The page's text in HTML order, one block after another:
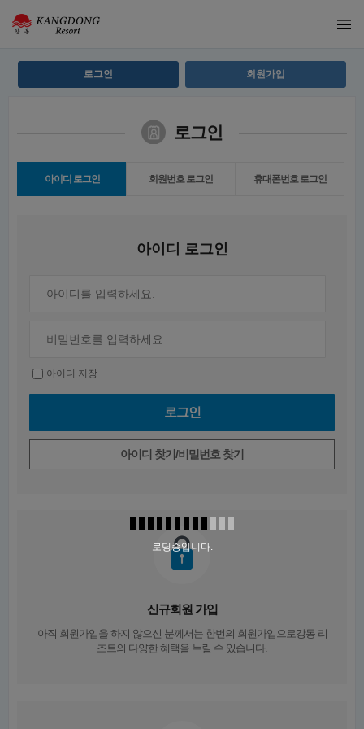
로그인 회원가입
로그인
아이디 로그인 회원번호 로그인 휴대폰번호 로그인
아이디 로그인
아이디 저장
아이디 찾기/비밀번호 찾기
신규회원 가입
아직 회원가입을 하지 않으신 분께서는 한번의 회원가입으로강동 리
조트의 다양한 혜택을 누릴 수 있습니다.
로딩중입니다.